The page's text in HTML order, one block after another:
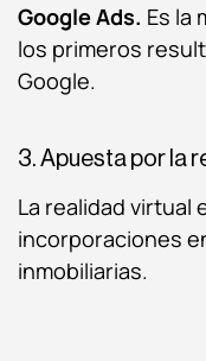
Google Ads. Es la
los primeros
Google.
3. Apuesta por la
La realidad virtual
incorporaciones
inmobiliarias.